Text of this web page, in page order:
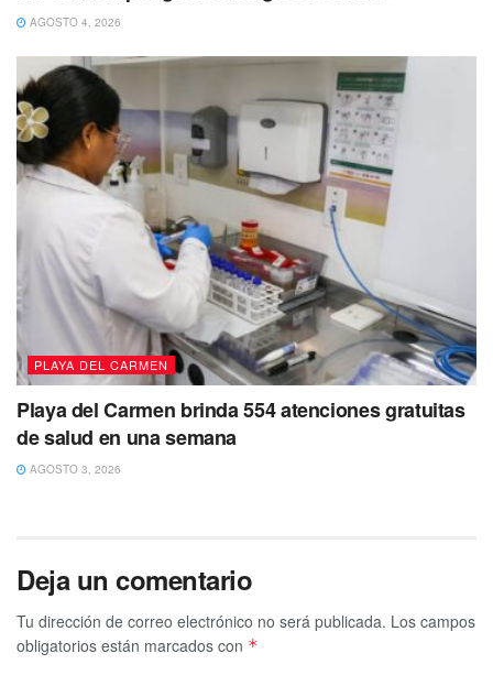
AGOSTO 4, 2026
PLAYA DEL CARMEN
Playa del Carmen brinda 554 atenciones gratuitas
de salud en una semana
AGOSTO 3, 2026
Deja un comentario
Tu dirección de correo electrónico no será publicada. Los campos
obligatorios están marcados con *